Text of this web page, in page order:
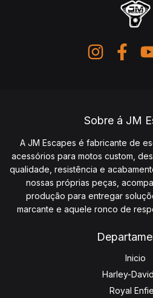
Sobre á JM
A JM Escapes é fabricante de
acessórios para motos custom,
qualidade, resistência e
nossas próprias peças,
produção para entregar
marcante e aquele ronco de
Inicio
Harley-
Royal